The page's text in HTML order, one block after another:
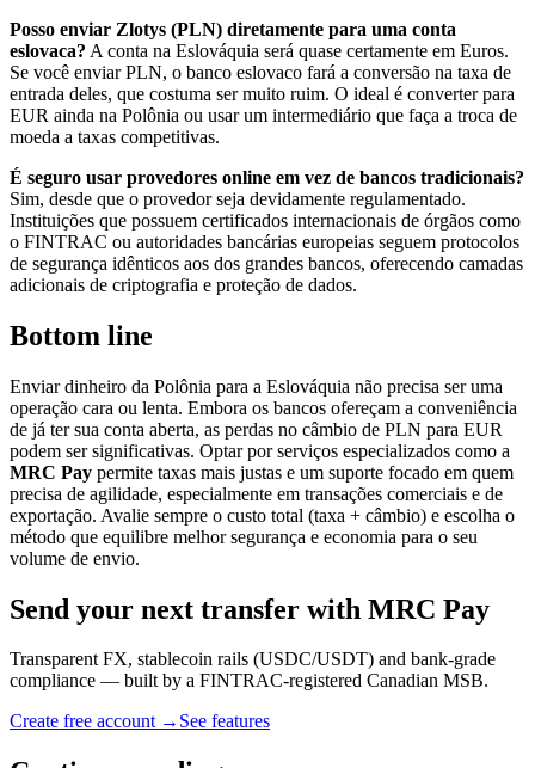
Posso enviar Zlotys (PLN) diretamente para uma conta
eslovaca? A conta na Eslováquia será quase certamente em Euros.
Se você enviar PLN, o banco eslovaco fará a conversão na taxa de
entrada deles, que costuma ser muito ruim. O ideal é converter para
EUR ainda na Polônia ou usar um intermediário que faça a troca de
moeda a taxas competitivas.
É seguro usar provedores online em vez de bancos tradicionais?
Sim, desde que o provedor seja devidamente regulamentado.
Instituições que possuem certificados internacionais de órgãos como
o FINTRAC ou autoridades bancárias europeias seguem protocolos
de segurança idênticos aos dos grandes bancos, oferecendo camadas
adicionais de criptografia e proteção de dados.
Bottom line
Enviar dinheiro da Polônia para a Eslováquia não precisa ser uma
operação cara ou lenta. Embora os bancos ofereçam a conveniência
de já ter sua conta aberta, as perdas no câmbio de PLN para EUR
podem ser significativas. Optar por serviços especializados como a
MRC Pay permite taxas mais justas e um suporte focado em quem
precisa de agilidade, especialmente em transações comerciais e de
exportação. Avalie sempre o custo total (taxa + câmbio) e escolha o
método que equilibre melhor segurança e economia para o seu
volume de envio.
Send your next transfer with MRC Pay
Transparent FX, stablecoin rails (USDC/USDT) and bank-grade
compliance — built by a FINTRAC-registered Canadian MSB.
Create free account → See features